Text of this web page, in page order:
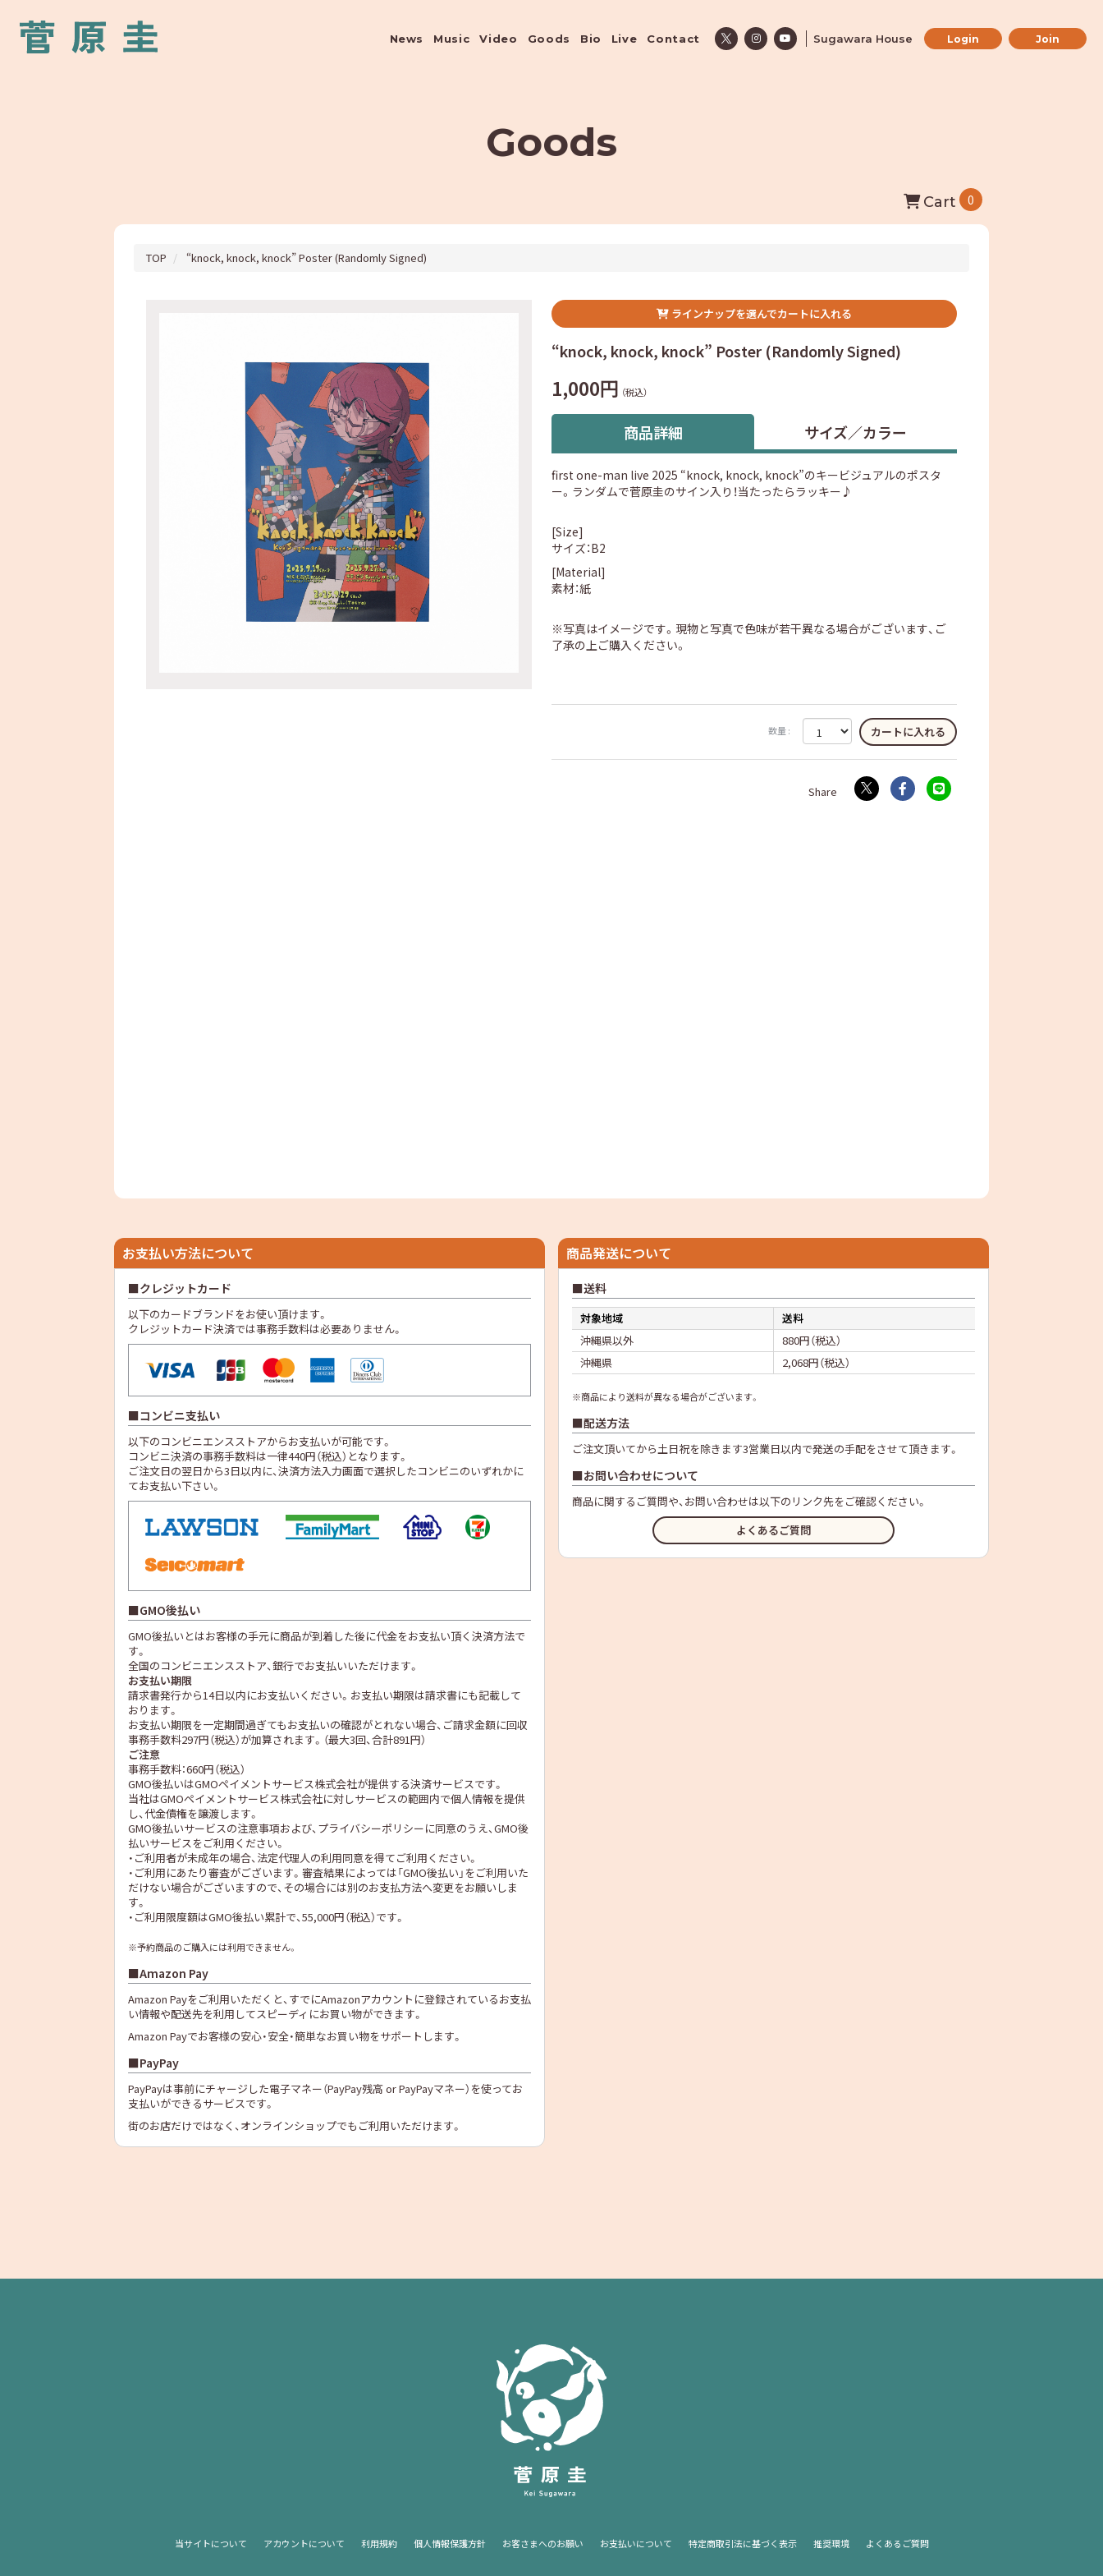
News Music Video Goods Bio Live Contact Sugawara House Login Join
Goods
Cart 0
TOP “knock, knock, knock” Poster (Randomly Signed)
ラインナップを選んでカートに入れる
“knock, knock, knock” Poster (Randomly Signed)
1,000円 （税込）
商品詳細 サイズ／カラー
first one-man live 2025 “knock, knock, knock”のキービジュアルのポスタ
ー。ランダムで菅原圭のサイン入り！当たったらラッキー♪
[Size]
サイズ：B2
[Material]
素材：紙
※写真はイメージです。現物と写真で色味が若干異なる場合がございます、ご
了承の上ご購入ください。
数量 :
お支払い方法について
クレジットカード
以下のカードブランドをお使い頂けます。
クレジットカード決済では事務手数料は必要ありません。
コンビニ支払い
以下のコンビニエンスストアからお支払いが可能です。
コンビニ決済の事務手数料は一律440円（税込）となります。
ご注文日の翌日から3日以内に、決済方法入力画面で選択したコンビニのいずれかに
てお支払い下さい。
GMO後払い
GMO後払いとはお客様の手元に商品が到着した後に代金をお支払い頂く決済方法で
す。
全国のコンビニエンスストア、銀行でお支払いいただけます。
お支払い期限
請求書発行から14日以内にお支払いください。お支払い期限は請求書にも記載して
おります。
お支払い期限を一定期間過ぎてもお支払いの確認がとれない場合、ご請求金額に回収
事務手数料297円（税込）が加算されます。（最大3回、合計891円）
ご注意
事務手数料：660円（税込）
GMO後払いはGMOペイメントサービス株式会社が提供する決済サービスです。
当社はGMOペイメントサービス株式会社に対しサービスの範囲内で個人情報を提供
し、代金債権を譲渡します。
GMO後払いサービスの注意事項および、プライバシーポリシーに同意のうえ、GMO後
払いサービスをご利用ください。
・ご利用者が未成年の場合、法定代理人の利用同意を得てご利用ください。
・ご利用にあたり審査がございます。審査結果によっては「GMO後払い」をご利用いた
だけない場合がございますので、その場合には別のお支払方法へ変更をお願いしま
す。
・ご利用限度額はGMO後払い累計で、55,000円（税込）です。
※予約商品のご購入には利用できません。
Amazon Pay
Amazon Payをご利用いただくと、すでにAmazonアカウントに登録されているお支払
い情報や配送先を利用してスピーディにお買い物ができます。
Amazon Payでお客様の安心・安全・簡単なお買い物をサポートします。
PayPay
PayPayは事前にチャージした電子マネー（PayPay残高 or PayPayマネー）を使ってお
支払いができるサービスです。
街のお店だけではなく、オンラインショップでもご利用いただけます。
商品発送について
送料
対象地域
送料
沖縄県以外
880円（税込）
沖縄県
2,068円（税込）
※商品により送料が異なる場合がございます。
配送方法
ご注文頂いてから土日祝を除きます3営業日以内で発送の手配をさせて頂きます。
お問い合わせについて
商品に関するご質問や、お問い合わせは以下のリンク先をご確認ください。
よくあるご質問
当サイトについて アカウントについて 利用規約 個人情報保護方針 お客さまへのお願い お支払いについて 特定商取引法に基づく表示 推奨環境 よくあるご質問